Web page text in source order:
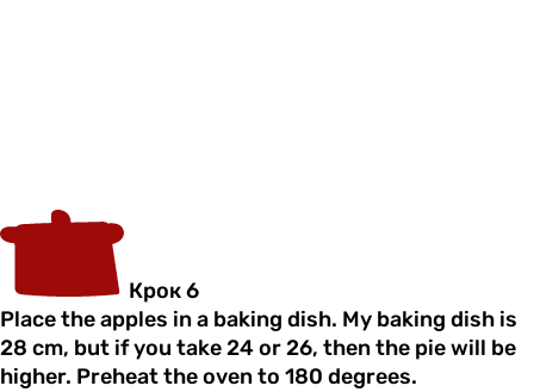
Крок 6
Place the apples in a baking dish. My baking dish is
28 cm, but if you take 24 or 26, then the pie will be
higher. Preheat the oven to 180 degrees.